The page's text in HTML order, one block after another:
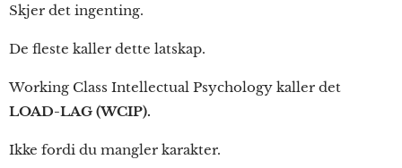
Skjer det ingenting.
De fleste kaller dette latskap.
Working Class Intellectual Psychology kaller det
LOAD-LAG (WCIP).
Ikke fordi du mangler karakter.